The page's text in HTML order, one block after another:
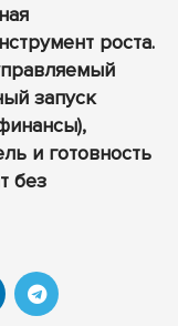
роста.
запуск
и готовность
без